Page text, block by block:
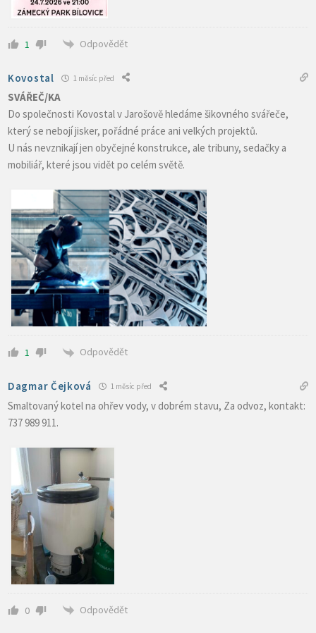
1 Odpovědět
Kovostal 1 měsíc před
SVÁŘEČ/KA
Do společnosti Kovostal v Jarošově hledáme šikovného svářeče,
který se nebojí jisker, pořádné práce ani velkých projektů.
U nás nevznikají jen obyčejné konstrukce, ale tribuny, sedačky a
mobiliář, které jsou vidět po celém světě.
1 Odpovědět
Dagmar Čejková 1 měsíc před
Smaltovaný kotel na ohřev vody, v dobrém stavu, Za odvoz, kontakt:
737 989 911.
0 Odpovědět